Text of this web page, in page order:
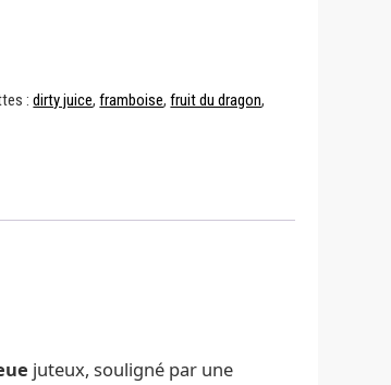
:dirty juice,framboise,fruit du dragon,
juteux, souligné par une